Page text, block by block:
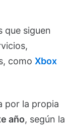
que siguen
como Xbox
por la propia
año, según la